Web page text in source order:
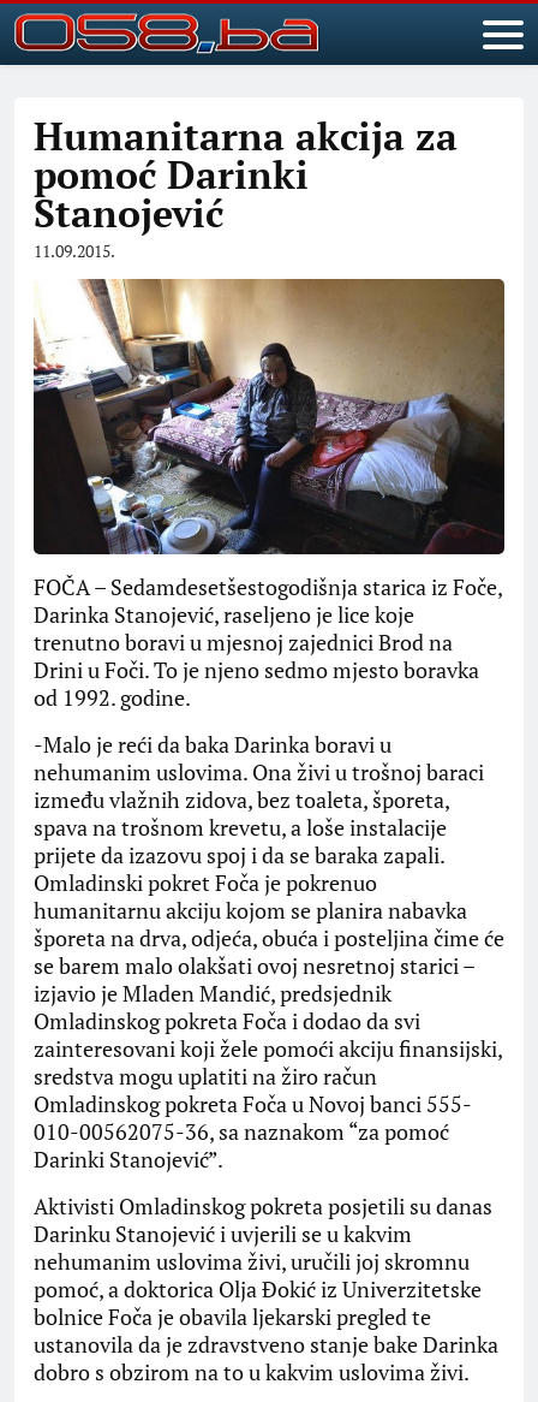
Humanitarna akcija za
pomoć Darinki
Stanojević
11.09.2015.
FOČA – Sedamdesetšestogodišnja starica iz Foče,
Darinka Stanojević, raseljeno je lice koje
trenutno boravi u mjesnoj zajednici Brod na
Drini u Foči. To je njeno sedmo mjesto boravka
od 1992. godine.
-Malo je reći da baka Darinka boravi u
nehumanim uslovima. Ona živi u trošnoj baraci
između vlažnih zidova, bez toaleta, šporeta,
spava na trošnom krevetu, a loše instalacije
prijete da izazovu spoj i da se baraka zapali.
Omladinski pokret Foča je pokrenuo
humanitarnu akciju kojom se planira nabavka
šporeta na drva, odjeća, obuća i posteljina čime će
se barem malo olakšati ovoj nesretnoj starici –
izjavio je Mladen Mandić, predsjednik
Omladinskog pokreta Foča i dodao da svi
zainteresovani koji žele pomoći akciju finansijski,
sredstva mogu uplatiti na žiro račun
Omladinskog pokreta Foča u Novoj banci 555-
010-00562075-36, sa naznakom “za pomoć
Darinki Stanojević”.
Aktivisti Omladinskog pokreta posjetili su danas
Darinku Stanojević i uvjerili se u kakvim
nehumanim uslovima živi, uručili joj skromnu
pomoć, a doktorica Olja Đokić iz Univerzitetske
bolnice Foča je obavila ljekarski pregled te
ustanovila da je zdravstveno stanje bake Darinka
dobro s obzirom na to u kakvim uslovima živi.